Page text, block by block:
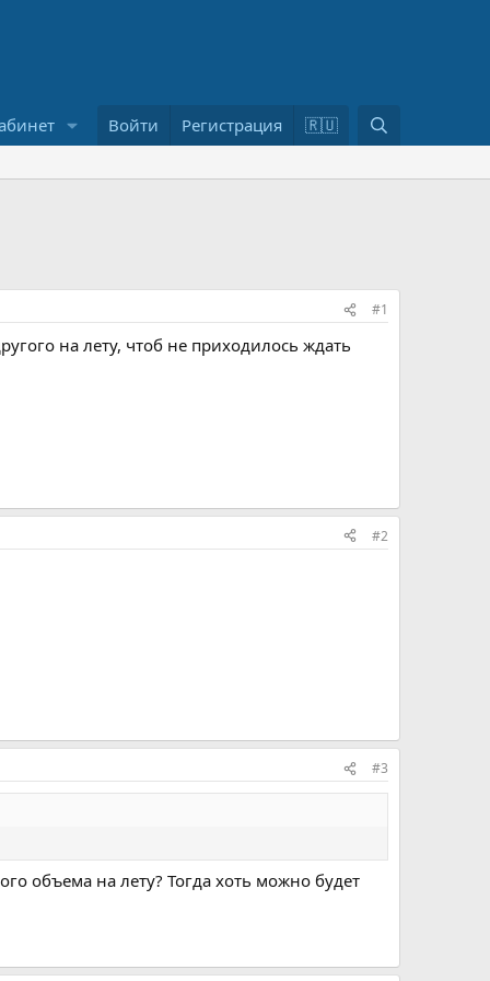
Войти Регистрация 🇷🇺
о
#1
на лету, чтоб не приходилось ждать
#2
#3
объема на лету? Тогда хоть можно будет